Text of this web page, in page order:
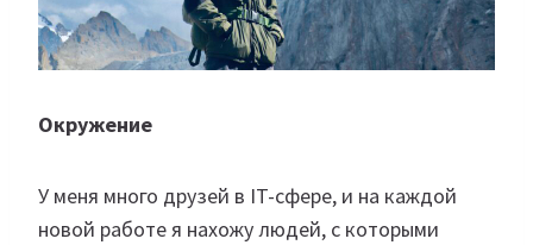
Окружение
У меня много друзей в IT-сфере, и на каждой
новой работе я нахожу людей, с которыми